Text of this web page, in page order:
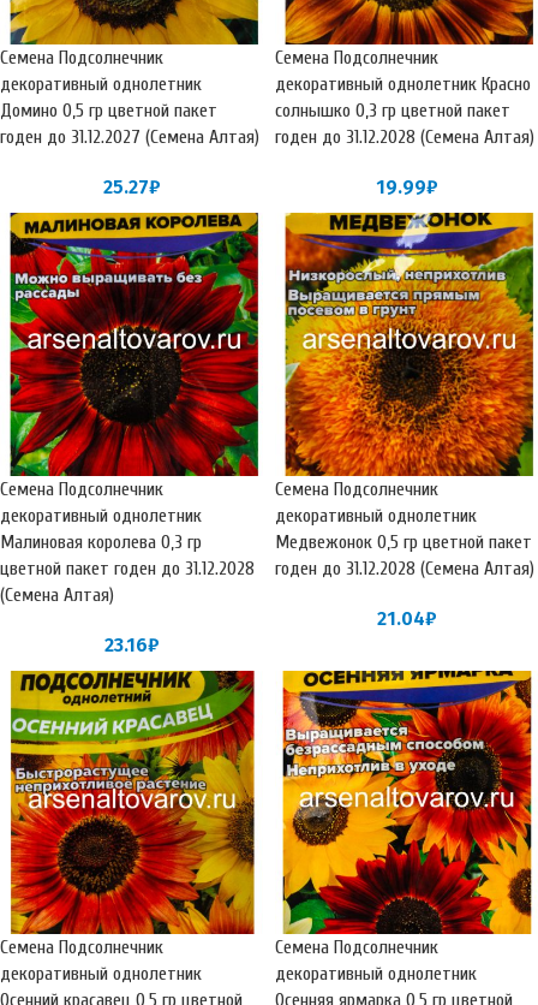
Семена Подсолнечник
декоративный однолетник
Домино 0,5 гр цветной пакет
годен до 31.12.2027 (Семена Алтая)
25.27₽
Семена Подсолнечник
декоративный однолетник Красно
солнышко 0,3 гр цветной пакет
годен до 31.12.2028 (Семена Алтая)
19.99₽
Семена Подсолнечник
декоративный однолетник
Малиновая королева 0,3 гр
цветной пакет годен до 31.12.2028
(Семена Алтая)
23.16₽
Семена Подсолнечник
декоративный однолетник
Медвежонок 0,5 гр цветной пакет
годен до 31.12.2028 (Семена Алтая)
21.04₽
Семена Подсолнечник
декоративный однолетник
Осенний красавец 0,5 гр цветной
Семена Подсолнечник
декоративный однолетник
Осенняя ярмарка 0,5 гр цветной